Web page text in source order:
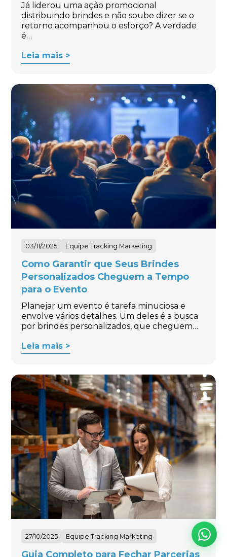
Já liderou uma ação promocional
distribuindo brindes e não soube dizer se o
retorno acompanhou o esforço? A verdade
é…
Leia mais >
03/11/2025 Equipe Tracking Marketing
Como Garantir que Seus Brindes
Personalizados Cheguem a Tempo
para o Evento
Planejar um evento é tarefa minuciosa e
envolve vários detalhes. Um deles é a busca
por brindes personalizados, que cheguem…
Leia mais >
27/10/2025 Equipe Tracking Marketing
Guia Completo para Fechar Parcerias